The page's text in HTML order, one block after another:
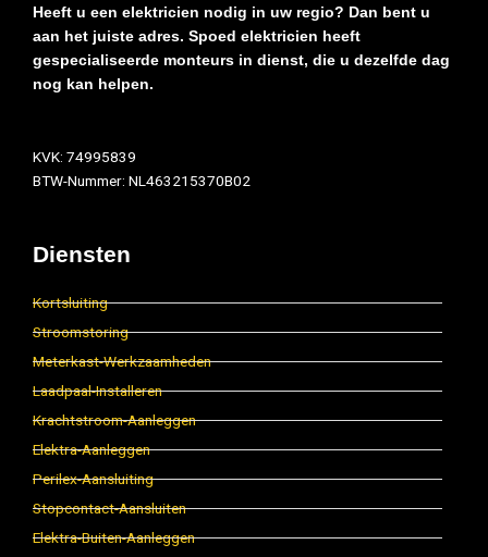
Heeft u een elektricien nodig in uw regio? Dan bent u
aan het juiste adres. Spoed elektricien heeft
gespecialiseerde monteurs in dienst, die u dezelfde dag
nog kan helpen.
KVK: 74995839
BTW-Nummer: NL463215370B02
Diensten
Kortsluiting
Stroomstoring
Meterkast-Werkzaamheden
Laadpaal-Installeren
Krachtstroom-Aanleggen
Elektra-Aanleggen
Perilex-Aansluiting
Stopcontact-Aansluiten
Elektra-Buiten-Aanleggen